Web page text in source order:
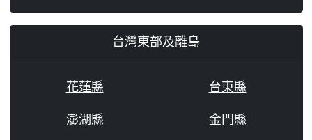
台灣東部及離島
花蓮縣
台東縣
澎湖縣
金門縣